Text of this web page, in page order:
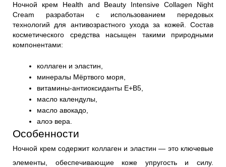
Ночной крем Health and Beauty Intensive Collagen Night
Cream разработан с использованием передовых
технологий для антивозрастного ухода за кожей. Состав
косметического средства насыщен такими природными
компонентами:
коллаген и эластин,
минералы Мёртвого моря,
витамины-антиоксиданты Е+В5,
масло календулы,
масло авокадо,
алоэ вера.
Особенности
Ночной крем содержит коллаген и эластин — это ключевые
элементы, обеспечивающие коже упругость и силу.